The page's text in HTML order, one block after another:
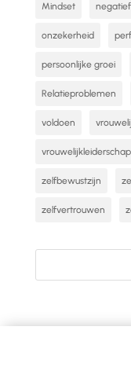
Mindset
onzekerheid
persoonlijke groei
Relatieproblemen
voldoen
vrouwelijkleiderschap
zelfbewustzijn
zelfvertrouwen